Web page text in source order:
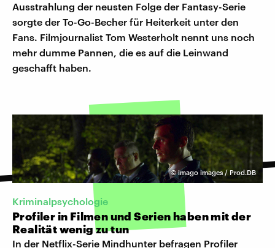
Ausstrahlung der neusten Folge der Fantasy-Serie
sorgte der To-Go-Becher für Heiterkeit unter den
Fans. Filmjournalist Tom Westerholt nennt uns noch
mehr dumme Pannen, die es auf die Leinwand
geschafft haben.
©imago images / Prod.DB
Kriminalpsychologie
Profiler in Filmen und Serien haben mit der
Realität wenig zu tun
In der Netflix-Serie Mindhunter befragen Profiler